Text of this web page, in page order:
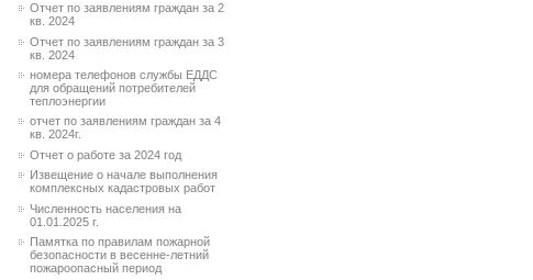
Отчет по заявлениям граждан за 2
кв. 2024
Отчет по заявлениям граждан за 3
кв. 2024
номера телефонов службы ЕДДС
для обращений потребителей
теплоэнергии
отчет по заявлениям граждан за 4
кв. 2024г.
Отчет о работе за 2024 год
Извещение о начале выполнения
комплексных кадастровых работ
Численность населения на
01.01.2025 г.
Памятка по правилам пожарной
безопасности в весенне-летний
пожароопасный период